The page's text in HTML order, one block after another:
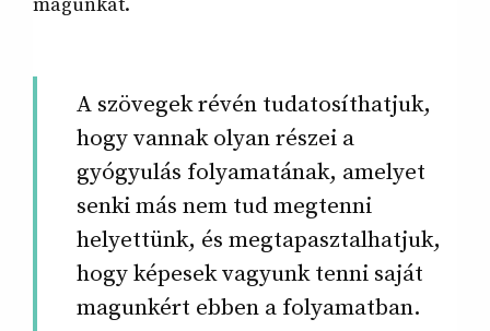
magunkat.
A szövegek révén tudatosíthatjuk,
hogy vannak olyan részei a
gyógyulás folyamatának, amelyet
senki más nem tud megtenni
helyettünk, és megtapasztalhatjuk,
hogy képesek vagyunk tenni saját
magunkért ebben a folyamatban.